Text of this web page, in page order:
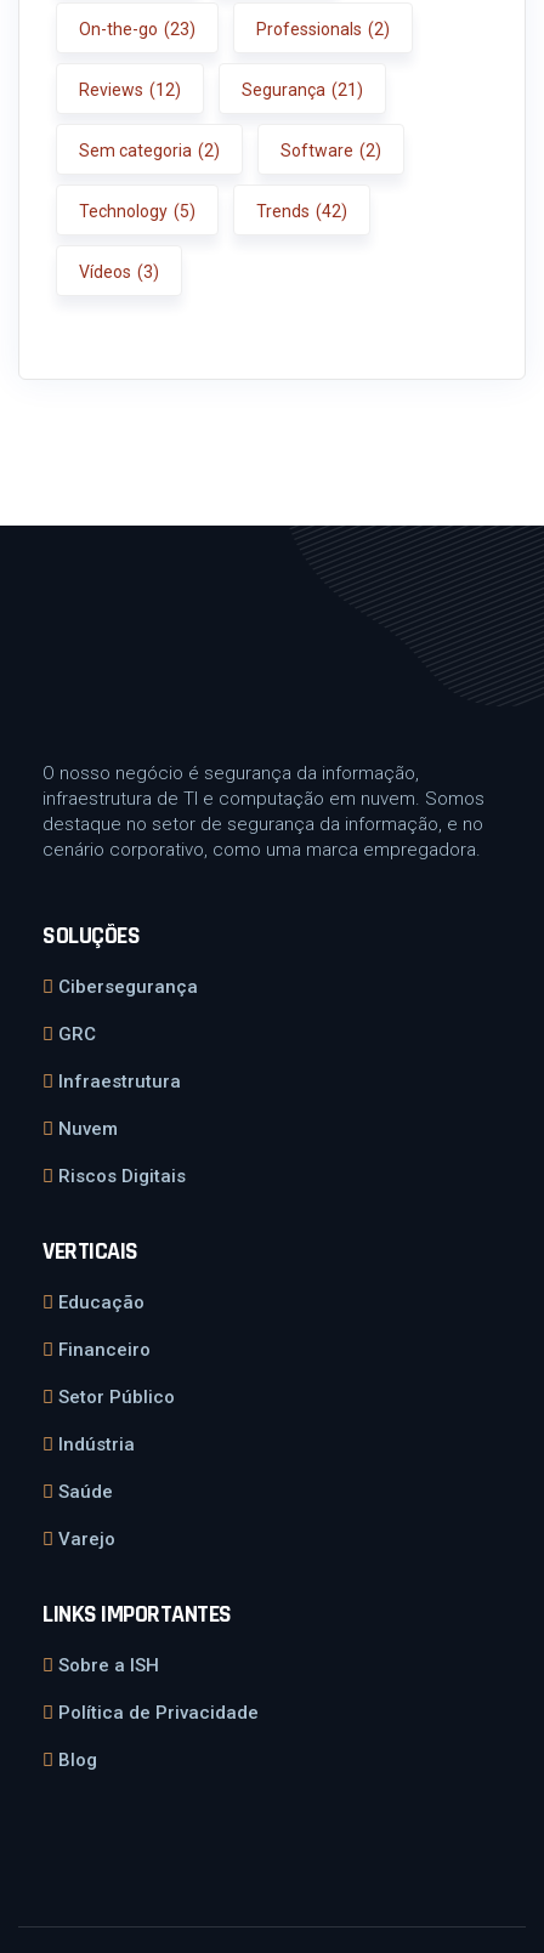
On-the-go (23) Professionals (2)
Reviews (12) Segurança (21)
Sem categoria (2) Software (2)
Technology (5) Trends (42)
Vídeos (3)
O nosso negócio é segurança da informação,
infraestrutura de TI e computação em nuvem. Somos
destaque no setor de segurança da informação, e no
cenário corporativo, como uma marca empregadora.
SOLUÇÕES
Cibersegurança
GRC
Infraestrutura
Nuvem
Riscos Digitais
VERTICAIS
Educação
Financeiro
Setor Público
Indústria
Saúde
Varejo
LINKS IMPORTANTES
Sobre a ISH
Política de Privacidade
Blog